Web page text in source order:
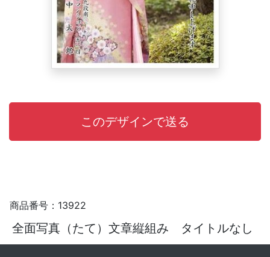
商品番号：13922
全面写真（たて）文章縦組み タイトルなし